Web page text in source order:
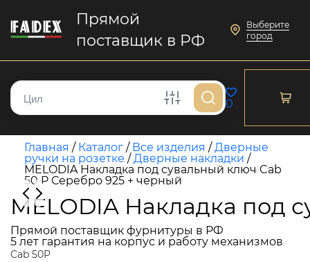
Прямой
поставщик в РФ
Выберите
город
0
Главная / Каталог / Все изделия /Дверные
ручки на розетке /Дверные накладки /
MELODIA Накладка под сувальный ключ Cab
50 P Серебро 925 + черный
MELODIA Накладка под
Прямой поставщик фурнитуры в РФ
5 лет гарантия на корпус и работу механизмов
Cab 50P